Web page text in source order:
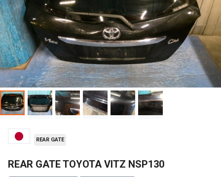
REAR GATE
REAR GATE TOYOTA VITZ NSP130